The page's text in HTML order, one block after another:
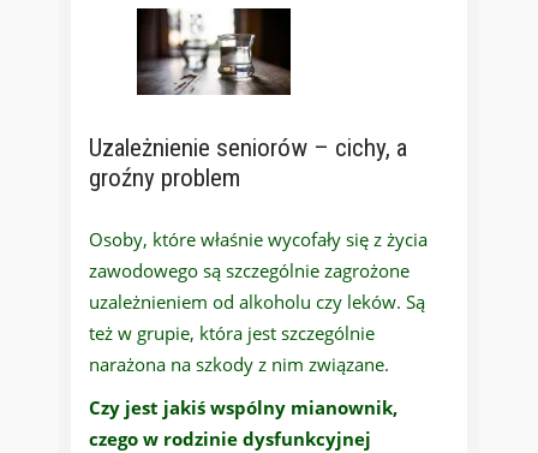
Uzależnienie seniorów – cichy, a
groźny problem
Osoby, które właśnie wycofały się z życia
zawodowego są szczególnie zagrożone
uzależnieniem od alkoholu czy leków. Są
też w grupie, która jest szczególnie
narażona na szkody z nim związane.
Czy jest jakiś wspólny mianownik,
czego w rodzinie dysfunkcyjnej